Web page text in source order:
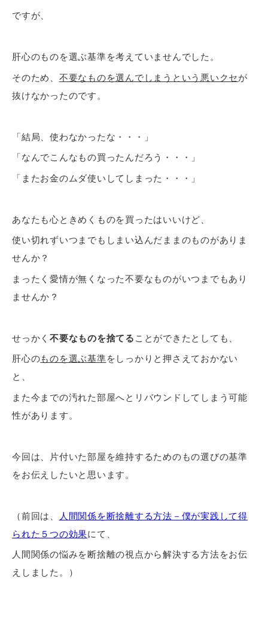
ですが、
肝心のものを選ぶ基準を考えていませんでした。
そのため、 不要なものを選んでしまうという悪いクセが
抜けなかったのです。
「結局、使わなかったな・・・」
「なんでこんなもの買ったんだろう・・・」
「またお金のムダ使いしてしまった・・・」
あなたも心ときめくものを買ったはいいけど、
使い切れずいつまでもしまい込んだままのものがありま
せんか？
まったく愛情が無くなった不要なものがいつまでもあり
ませんか？
せっかく 不要なものを捨てる ことができたとしても、
肝心のものを選ぶ基準をしっかりと押さえておかない
と、
また今までの汚れた部屋へとリバウンドしてしまう可能
性があります。
今回は、片付いた部屋を維持するためのもの選びの基準
をお伝えしたいと思います。
（前回は、
人間関係を断捨離する方法－僕が実践して得
られた５つの効果にて、
人間関係の悩みを断捨離の視点から解決する方法をお伝
えしました。）